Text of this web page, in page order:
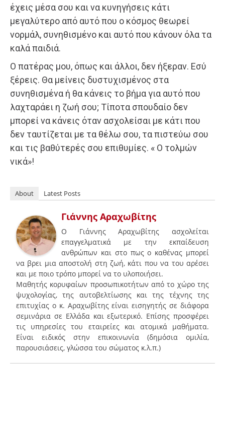
έχεις μέσα σου και να κυνηγήσεις κάτι
μεγαλύτερο από αυτό που ο κόσμος θεωρεί
νορμάλ, συνηθισμένο και αυτό που κάνουν όλα τα
καλά παιδιά.
Ο πατέρας μου, όπως και άλλοι, δεν ήξεραν. Εσύ
ξέρεις. Θα μείνεις δυστυχισμένος στα
συνηθισμένα ή θα κάνεις το βήμα για αυτό που
λαχταράει η ζωή σου; Τίποτα σπουδαίο δεν
μπορεί να κάνεις όταν ασχολείσαι με κάτι που
δεν ταυτίζεται με τα θέλω σου, τα πιστεύω σου
και τις βαθύτερές σου επιθυμίες. « Ο τολμών
νικά»!
About Latest Posts
Γιάννης Αραχωβίτης
Ο Γιάννης Αραχωβίτης ασχολείται
επαγγελματικά με την εκπαίδευση
ανθρώπων και στο πως ο καθένας μπορεί
να βρει μια αποστολή στη ζωή, κάτι που να του αρέσει
και με ποιο τρόπο μπορεί να το υλοποιήσει.
Μαθητής κορυφαίων προσωπικοτήτων από το χώρο της
ψυχολογίας, της αυτοβελτίωσης και της τέχνης της
επιτυχίας ο κ. Αραχωβίτης είναι εισηγητής σε διάφορα
σεμινάρια σε Ελλάδα και εξωτερικό. Επίσης προσφέρει
τις υπηρεσίες του εταιρείες και ατομικά μαθήματα.
Είναι ειδικός στην επικοινωνία (δημόσια ομιλία,
παρουσιάσεις, γλώσσα του σώματος κ.λ.π.)